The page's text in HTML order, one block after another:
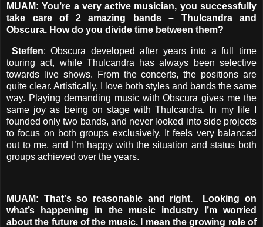
MUAM: You’re a very active musician, you successfully
take care of 2 amazing bands – Thulcandra and
Obscura. How do you divide time between them?
Steffen: Obscura developed after years into a full time
touring act, while Thulcandra has always been selective
towards live shows. From the concerts, the positions are
quite clear. Artistically, I love both styles and bands the same
way. Playing demanding music with Obscura gives me the
same joy as being on stage with Thulcandra. In my life I
founded only two bands, and never looked into side projects
to focus on both groups exclusively. It feels very balanced
out to me, and I’m happy with the situation and status both
groups achieved over the years.
MUAM: That's so reasonable and right. Looking on
what’s happening in the music industry I’m worried
about the future of the music. I mean the growing role of